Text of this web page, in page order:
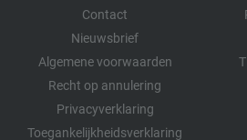
Contact
Nieuwsbrief
Algemene voorwaarden
Recht op annulering
Privacyverklaring
Toegankelijkheidsverklaring